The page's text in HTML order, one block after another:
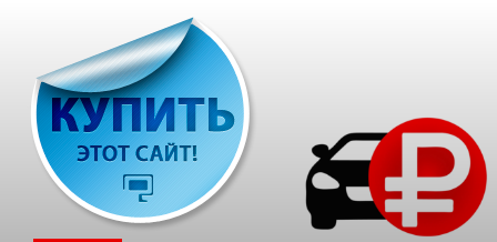
содержимому